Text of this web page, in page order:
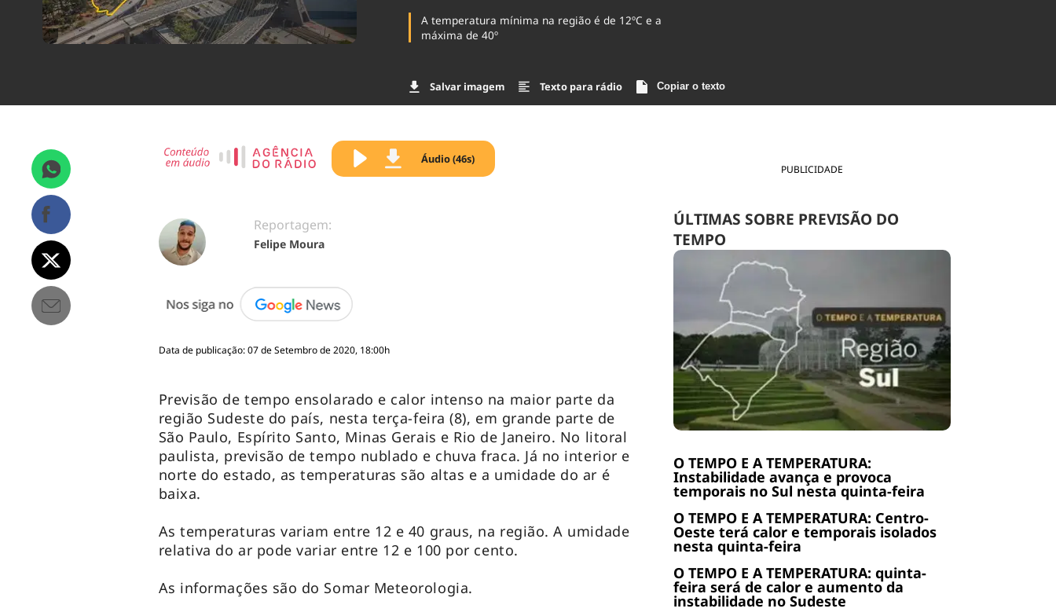
A temperatura mínima na região é de 12ºC e a
máxima de 40º
Salvar imagem Texto para rádio Copiar o texto
PUBLICIDADE
ÚLTIMAS SOBRE PREVISÃO DO
TEMPO
O TEMPO E A TEMPERATURA:
Instabilidade avança e provoca
temporais no Sul nesta quinta-feira
O TEMPO E A TEMPERATURA: Centro-
Oeste terá calor e temporais isolados
nesta quinta-feira
O TEMPO E A TEMPERATURA: quinta-
feira será de calor e aumento da
instabilidade no Sudeste
Áudio (46s)
Reportagem:
Felipe Moura
Data de publicação: 07 de Setembro de 2020, 18:00h
Previsão de tempo ensolarado e calor intenso na maior parte da
região Sudeste do país, nesta terça-feira (8), em grande parte de
São Paulo, Espírito Santo, Minas Gerais e Rio de Janeiro. No litoral
paulista, previsão de tempo nublado e chuva fraca. Já no interior e
norte do estado, as temperaturas são altas e a umidade do ar é
baixa.
As temperaturas variam entre 12 e 40 graus, na região. A umidade
relativa do ar pode variar entre 12 e 100 por cento.
As informações são do Somar Meteorologia.